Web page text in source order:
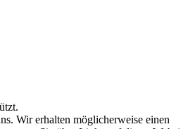
Wir erhalten möglicherweise einen